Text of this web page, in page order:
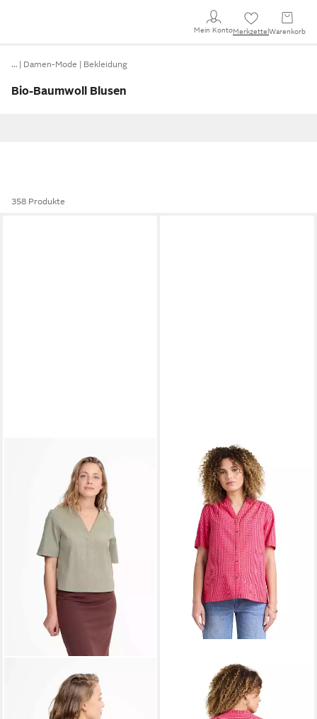
Mein KontoMerkzettel Warenkorb
… Damen-Mode Bekleidung
Bio-Baumwoll Blusen
358 Produkte